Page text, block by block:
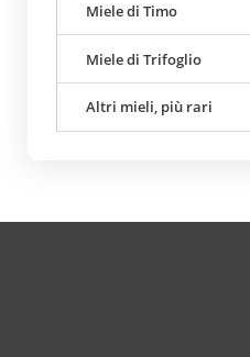
Miele di Timo
Miele di Trifoglio
Altri mieli, più rari